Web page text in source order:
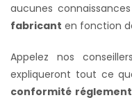
aucunes
fabricant en fonction
Appelez nos
expliqueront tout ce
conformité